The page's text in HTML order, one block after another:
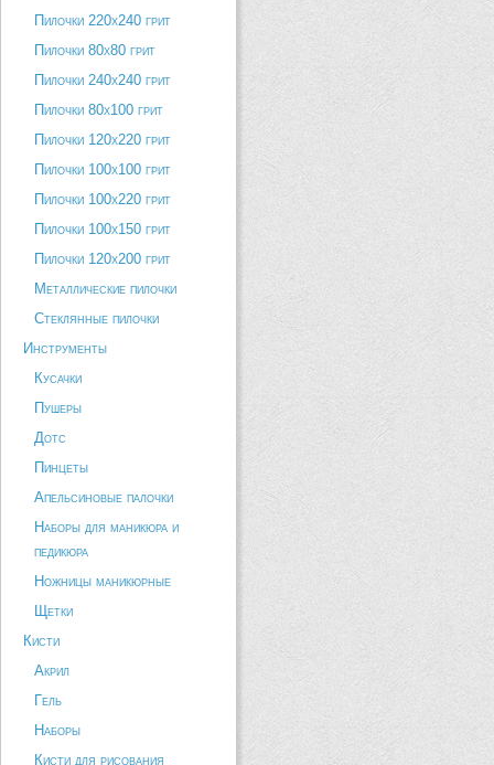
Пилочки 220х240 грит
Пилочки 80х80 грит
Пилочки 240х240 грит
Пилочки 80х100 грит
Пилочки 120х220 грит
Пилочки 100х100 грит
Пилочки 100х220 грит
Пилочки 100х150 грит
Пилочки 120х200 грит
Металлические пилочки
Стеклянные пилочки
Инструменты
Кусачки
Пушеры
Дотс
Пинцеты
Апельсиновые палочки
Наборы для маникюра и
педикюра
Ножницы маникюрные
Щетки
Кисти
Акрил
Гель
Наборы
Кисти для рисования